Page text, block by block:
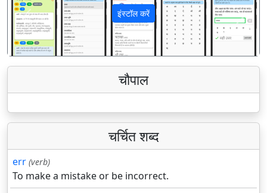
इंस्टॉल करें
पिछला अगला
चौपाल
चर्चित शब्द
err (verb)
To make a mistake or be incorrect.